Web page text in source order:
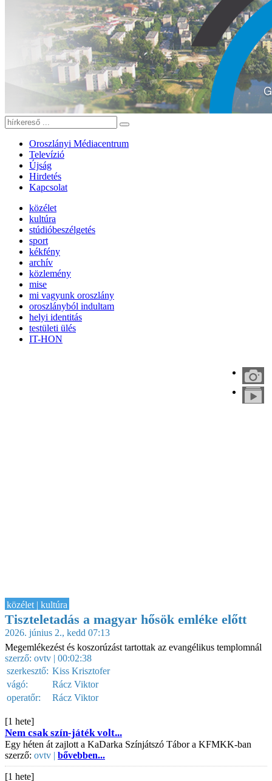
Oroszlányi Médiacentrum
Televízió
Újság
Hirdetés
Kapcsolat
közélet
kultúra
stúdióbeszélgetés
sport
kékfény
archív
közlemény
mise
mi vagyunk oroszlány
oroszlányból indultam
helyi identitás
testületi ülés
IT-HON
közélet | kultúra
Tiszteletadás a magyar hősök emléke előtt
2026. június 2., kedd 07:13
Megemlékezést és koszorúzást tartottak az evangélikus templomnál
szerző: ovtv | 00:02:38
szerkesztő: Kiss Krisztofer
vágó:
Rácz Viktor
operatőr:
Rácz Viktor
[1 hete]
Nem csak szín-játék volt...
Egy héten át zajlott a KaDarka Színjátszó Tábor a KFMKK-ban
szerző: ovtv | bővebben...
[1 hete]